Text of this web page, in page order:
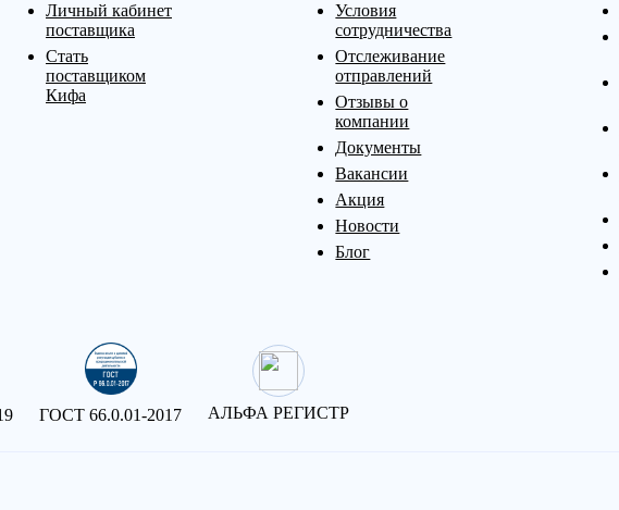
Личный кабинет
поставщика
Стать
поставщиком
Кифа
Условия
сотрудничества
Отслеживание
отправлений
Отзывы о
компании
Документы
Вакансии
Акция
Новости
Блог
ГОСТ 66.0.01-2017 АЛЬФА РЕГИСТР